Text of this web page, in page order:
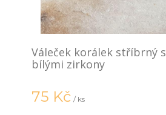
Váleček korálek stříbrný s
bílými zirkony
75 Kč / ks